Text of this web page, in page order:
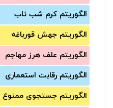
الگوریتم کرم شب تاب
الگوریتم جهش قورباغه
الگوریتم علف هرز مهاجم
الگوریتم رقابت استعماری
الگوریتم جستجوی ممنوع